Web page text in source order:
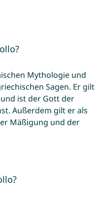
Mythologie und
Sagen. Er gilt
ist der Gott der
Außerdem gilt er als
Mäßigung und der